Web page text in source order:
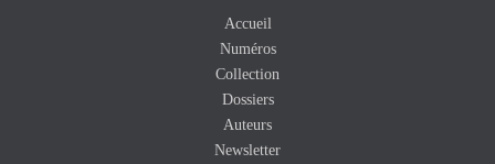
Accueil
Numéros
Collection
Dossiers
Auteurs
Newsletter